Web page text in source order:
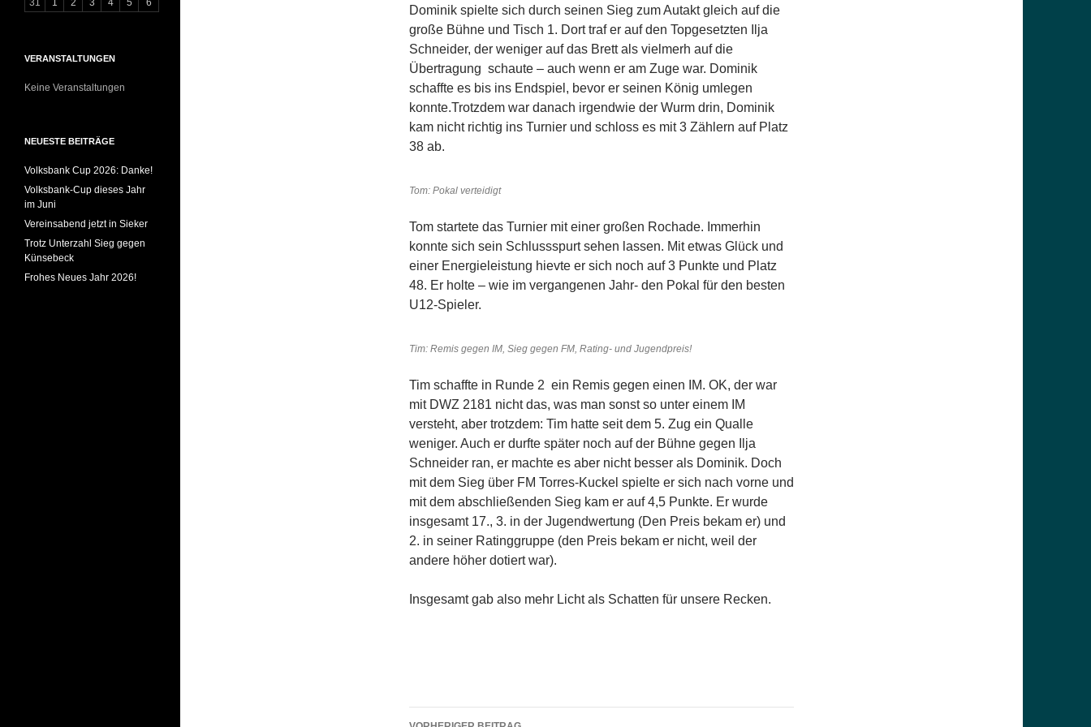
Dominik spielte sich durch seinen Sieg zum Autakt gleich auf die
große Bühne und Tisch 1. Dort traf er auf den Topgesetzten Ilja
Schneider, der weniger auf das Brett als vielmerh auf die
Übertragung schaute – auch wenn er am Zuge war. Dominik
schaffte es bis ins Endspiel, bevor er seinen König umlegen
konnte.Trotzdem war danach irgendwie der Wurm drin, Dominik
kam nicht richtig ins Turnier und schloss es mit 3 Zählern auf Platz
38 ab.
Tom: Pokal verteidigt
Tom startete das Turnier mit einer großen Rochade. Immerhin
konnte sich sein Schlussspurt sehen lassen. Mit etwas Glück und
einer Energieleistung hievte er sich noch auf 3 Punkte und Platz
48. Er holte – wie im vergangenen Jahr- den Pokal für den besten
U12-Spieler.
Tim: Remis gegen IM, Sieg gegen FM, Rating- und Jugendpreis!
Tim schaffte in Runde 2 ein Remis gegen einen IM. OK, der war
mit DWZ 2181 nicht das, was man sonst so unter einem IM
versteht, aber trotzdem: Tim hatte seit dem 5. Zug ein Qualle
weniger. Auch er durfte später noch auf der Bühne gegen Ilja
Schneider ran, er machte es aber nicht besser als Dominik. Doch
mit dem Sieg über FM Torres-Kuckel spielte er sich nach vorne und
mit dem abschließenden Sieg kam er auf 4,5 Punkte. Er wurde
insgesamt 17., 3. in der Jugendwertung (Den Preis bekam er) und
2. in seiner Ratinggruppe (den Preis bekam er nicht, weil der
andere höher dotiert war).
Insgesamt gab also mehr Licht als Schatten für unsere Recken.
Beitragsnavigation
VERANSTALTUNGEN
Keine Veranstaltungen
NEUESTE BEITRÄGE
Volksbank Cup 2026: Danke!
Volksbank-Cup dieses Jahr
im Juni
Vereinsabend jetzt in Sieker
Trotz Unterzahl Sieg gegen
Künsebeck
Frohes Neues Jahr 2026!